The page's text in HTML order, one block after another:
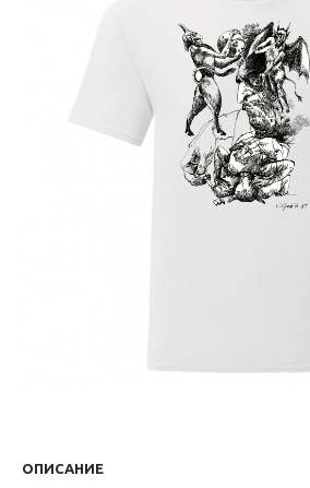
ОПИСАНИЕ